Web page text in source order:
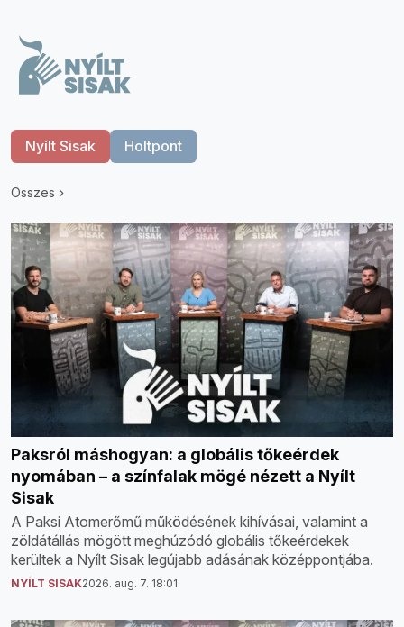
Nyílt Sisak Holtpont
Összes
Paksról máshogyan: a globális tőkeérdek
nyomában – a színfalak mögé nézett a Nyílt
Sisak
A Paksi Atomerőmű működésének kihívásai, valamint a
zöldátállás mögött meghúzódó globális tőkeérdekek
kerültek a Nyílt Sisak legújabb adásának középpontjába.
NYÍLT SISAK2026. aug. 7. 18:01